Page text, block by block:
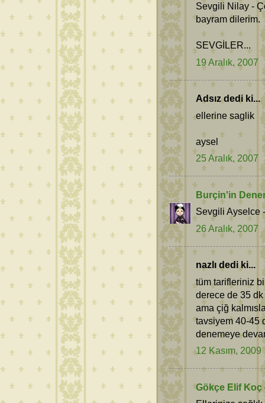
Sevgili Nilay -
bayram dilerim.
SEVGİLER...
19 Aralık, 2007
Adsız dedi ki...
ellerine saglik
aysel
25 Aralık, 2007
Burçin'in
Sevgili Ayselce
26 Aralık, 2007
nazlı dedi ki...
tüm tarifleriniz
derece de 35 dk
ama çiğ
tavsiyem 40-45
denemeye
12 Kasım, 2009
Gökçe Elif Koç